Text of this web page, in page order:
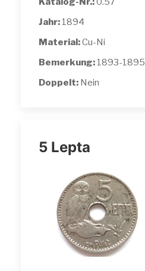
Jahr: 1894
Material:Cu-Ni
Bemerkung: 1893-1895
Doppelt: Nein
5 Lepta